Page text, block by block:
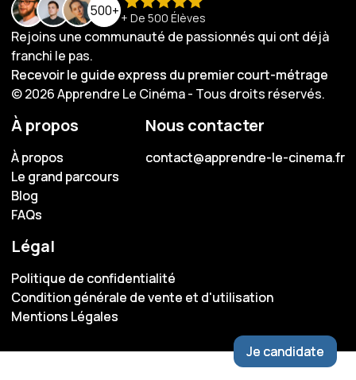
500+ + De 500 Élèves
Rejoins une communauté de passionnés qui ont déjà
franchi le pas.
Recevoir le guide express du premier court-métrage
Recevoir le guide express du premier court-métrage
© 2026 Apprendre Le Cinéma - Tous droits réservés.
À propos
À propos
À propos
Le grand parcours
Le grand parcours
Blog
Blog
FAQs
FAQs
Nous contacter
contact@apprendre-le-cinema.fr
contact@apprendre-le-cinema.fr
Légal
Politique de confidentialité
Politique de confidentialité
Condition générale de vente et d'utilisation
Condition générale de vente et d'utilisation
Mentions Légales
Mentions Légales
Je candidate
Je candidate